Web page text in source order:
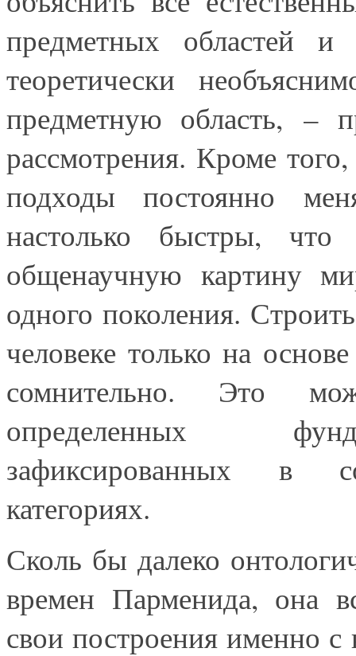
предметных областей
теоретически
предметную область, –
рассмотрения. Кроме
подходы постоянно
настолько быстры, что
общенаучную картину
одного поколения.
человеке только на
сомнительно. Это
определенных
зафиксированных в
категориях.
Сколь бы далеко
времен Парменида, она
свои построения именно с